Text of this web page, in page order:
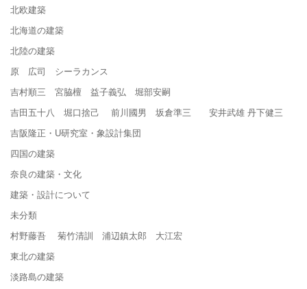
北欧建築
北海道の建築
北陸の建築
原 広司 シーラカンス
吉村順三 宮脇檀 益子義弘 堀部安嗣
吉田五十八 堀口捨己 前川國男 坂倉準三 安井武雄 丹下健三
吉阪隆正・U研究室・象設計集団
四国の建築
奈良の建築・文化
建築・設計について
未分類
村野藤吾 菊竹清訓 浦辺鎮太郎 大江宏
東北の建築
淡路島の建築